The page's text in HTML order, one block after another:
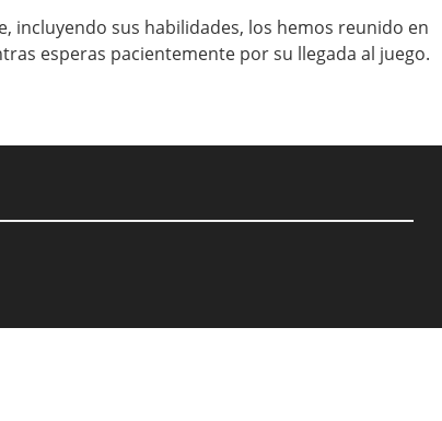
incluyendo sus habilidades, los hemos reunido en
esperas pacientemente por su llegada al juego.